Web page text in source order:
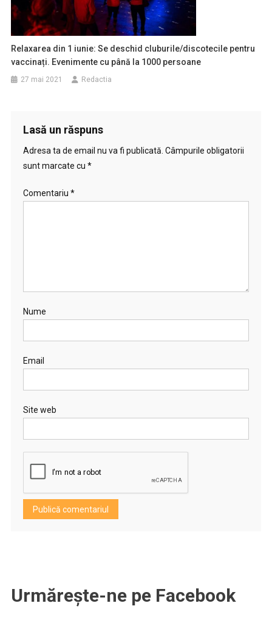
Relaxarea din 1 iunie: Se deschid cluburile/discotecile pentru
vaccinați. Evenimente cu până la 1000 persoane
27 mai 2021 Redactia
Lasă un răspuns
Adresa ta de email nu va fi publicată. Câmpurile obligatorii
sunt marcate cu *
Comentariu *
Nume
Email
Site web
Urmărește-ne pe Facebook